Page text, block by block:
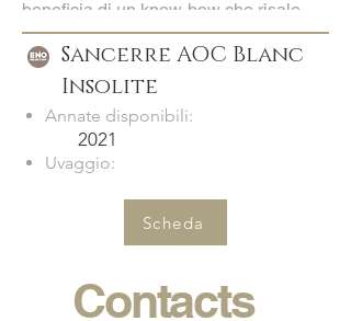
beneficia di un know-how che risale a
tre generazioni di proprietari di raccolta.
L'azienda vinicola è una tenuta di
famiglia rilevata nel 1991 da Franck e
Betty Millet attualmente comprende 23
Sancerre AOC Blanc
Insolite
Annate disponibili:
2021
Uvaggio:
Scheda
Contacts